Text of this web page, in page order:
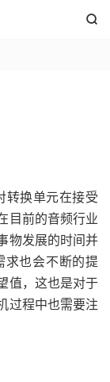

转换单元在接受
目前的音频行业
物发展的时间并
求也会不断的提
值，这也是对于
过程中也需要注